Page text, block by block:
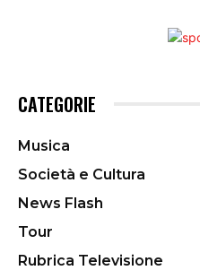
CATEGORIE
Musica
Società e Cultura
News Flash
Tour
Rubrica Televisione